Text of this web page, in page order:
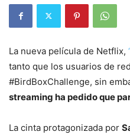
La nueva película de Netflix,
tanto que los usuarios de
#BirdBoxChallenge, sin
streaming ha pedido que
La cinta protagonizada por